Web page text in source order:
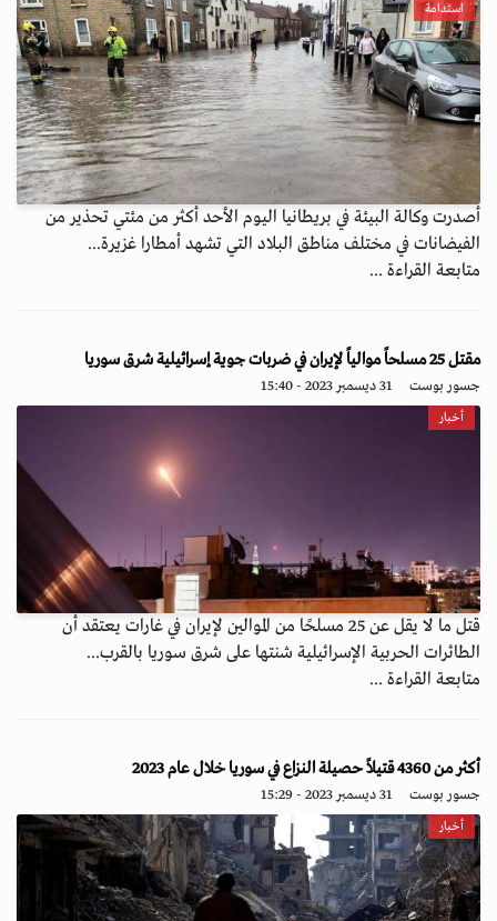
استدامة
أصدرت وكالة البيئة في بريطانيا اليوم الأحد أكثر من مئتي تحذير من
الفيضانات في مختلف مناطق البلاد التي تشهد أمطارا غزيرة...
متابعة القراءة ...
مقتل 25 مسلحاً موالياً لإيران في ضربات جوية إسرائيلية شرق سوريا
جسور بوست 31 ديسمبر 2023 - 15:40
أخبار
قتل ما لا يقل عن 25 مسلحًا من الموالين لإيران في غارات يعتقد أن
الطائرات الحربية الإسرائيلية شنتها على شرق سوريا بالقرب...
متابعة القراءة ...
أكثر من 4360 قتيلاً حصيلة النزاع في سوريا خلال عام 2023
جسور بوست 31 ديسمبر 2023 - 15:29
أخبار